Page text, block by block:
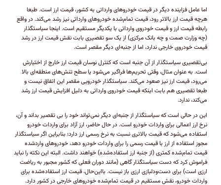
اما عامل فزاینده دیگر در قیمت خودرو‌های وارداتی به کشور، قیمت ارز است. طبعا
هرچه قیمت ارز بالاتر رود، قیمت تمام‌شده خودرو‌های وارداتی نیز رشد می‌کند. در واقع
رابطه قیمت ارز و قیمت خودروی وارداتی با یکدیگر مستقیم است. اینجا سیاستگذار
(چه وزارت صمت و چه بانک مرکزی) از یک سو تقصیری بابت نقش قیمت ارز در رشد
قیمت خودروی خارجی ندارد، اما از جنبه‌ای دیگر مقصر است.
بی‌تقصیری سیاستگذار از آن جنبه است که کنترل نوسان قیمت ارز خارج از اختیارش
است. به عنوان مثال، وقتی تحریم‌ها فراگیر می‌شود یا سطح تنش‌های منطقه‌ای بالا
می‌رود، قیمت ارز نیز صعود می‌کند. سیاستگذار خودرویی مقصر این اتفاق نیست و
طبعا تقصیری هم بابت اینکه قیمت خودروی وارداتی به دلیل افزایش قیمت ارز رشد
می‌کند، ندارد.
این در حالی است که سیاستگذار از جنبه‌ای دیگر نمی‌تواند خود را بی تقصیر بداند و آن،
نرخ ارز اعمالی برای واردات خودرو است. در حال حاضر، ارز آزاد برای واردات خودرو
استفاده می‌شود که قیمت بالاتری نسبت به نرخ رسمی ارز دارد؛ بنابراین اگر سیاستگذار
مجوز استفاده از ارز با قیمت رسمی را برای واردات خودرو دهد، خودرو‌های وارد‌شده
قیمت تمام‌شده کمتری (از جنبه ارز استفاده‌شده) خواهند داشت. البته این نکته را نباید
فراموش کرد که دست سیاستگذار گاهی (مانند دوران فعلی که کشور مجبور به ریاضت
ارزی است) برای دست‌و‌دلبازی ارزی باز نیست. با‌این‌حال، قیمت ارز استفاده‌شده برای
واردات خودرو، نقش مستقیم در قیمت تمام‌شده خودرو‌های خارجی در کشور دارد.